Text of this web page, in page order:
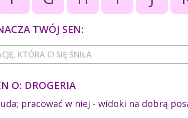
TWÓJ SEN:
O: DROGERIA
pracować w niej - widoki na dobrą